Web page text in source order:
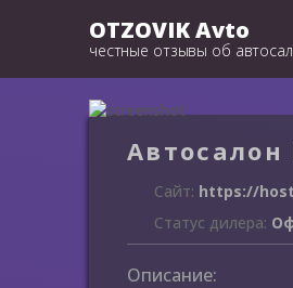
OTZOVIK Avto
честные отзывы об
Сайт: https://
Статус дилера:
Описание: